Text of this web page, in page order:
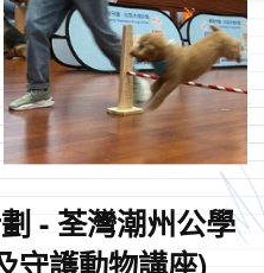
- 荃灣潮州公學
守護動物講座)